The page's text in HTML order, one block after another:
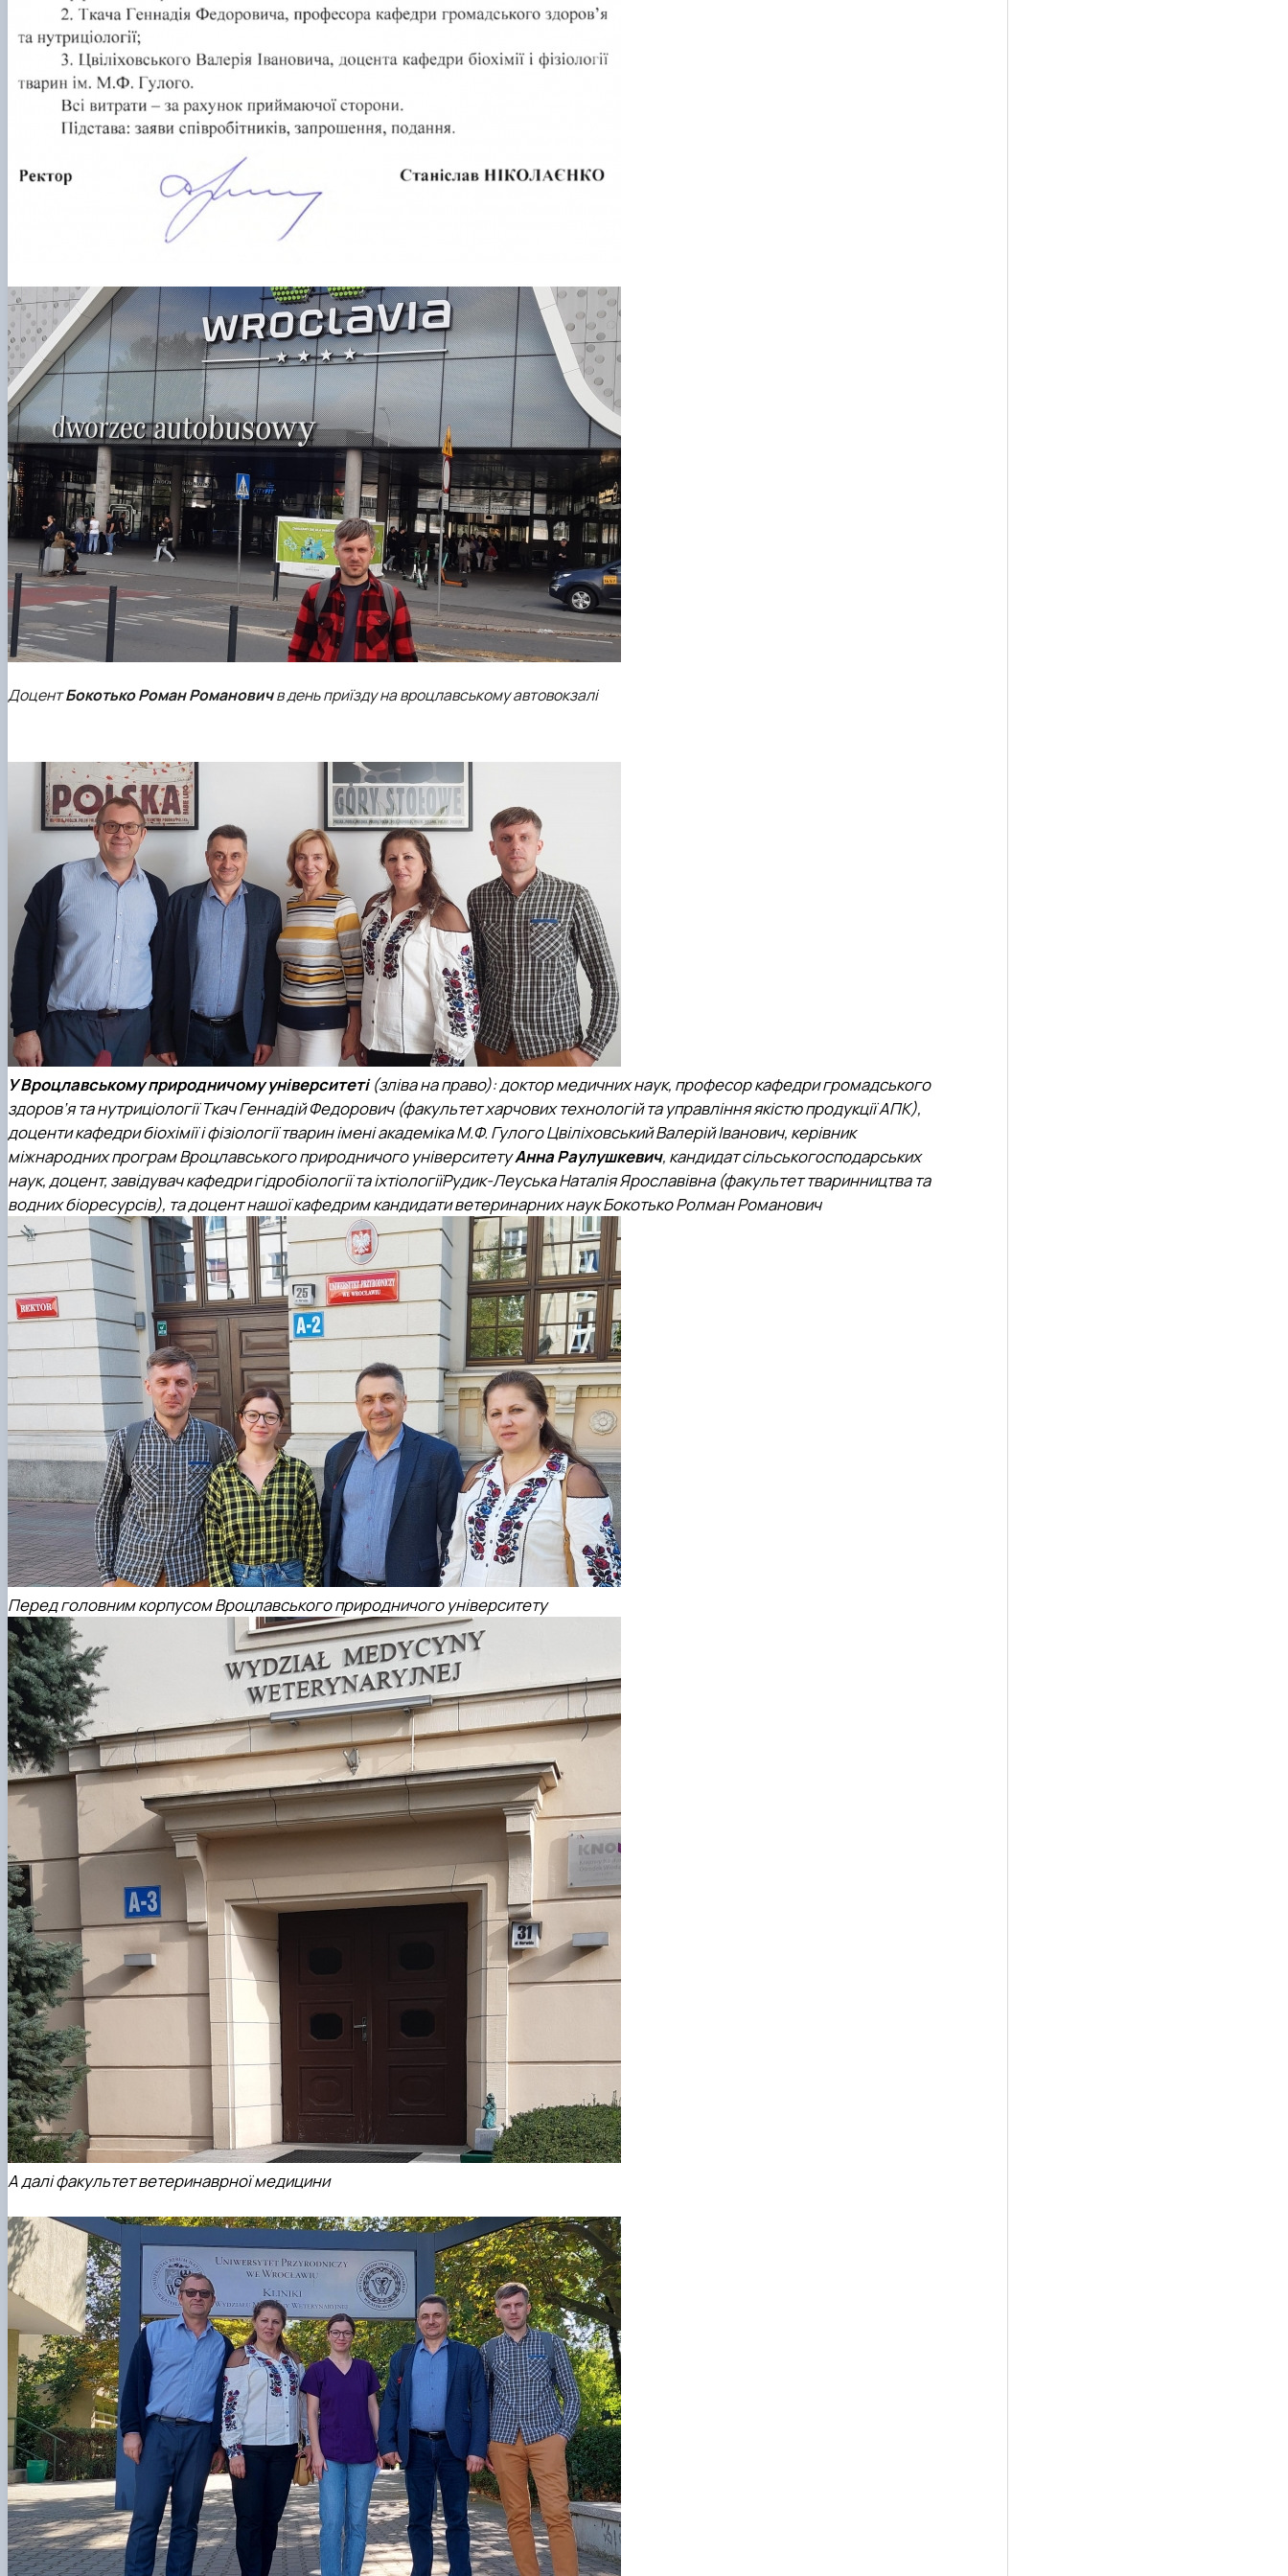
ДоцентБокотько Роман Романовичв день приїзду на вроцлавському автовокзалі
У Вроцлавському природничому університеті(зліва на право): доктор медичних наук, професор кафедри громадського
здоров’я та нутриціології Ткач Геннадій Федорович (факультет харчових технологій та управління якістю продукції АПК),
доценти кафедри біохімії і фізіології тварин імені академіка М.Ф. Гулого Цвіліховський Валерій Іванович, керівник
міжнародних програм Вроцлавського природничого університетуАнна Раулушкевич, кандидат сільськогосподарських
наук, доцент, завідувач кафедри гідробіології та іхтіологіїРудик-Леуська Наталія Ярославівна (факультет тваринництва та
водних біоресурсів), та доцент нашої кафедрим кандидати ветеринарних наук Бокотько Ролман Романович
Перед головним корпусом Вроцлавського природничого університету
А далі факультет ветеринаврної медицини